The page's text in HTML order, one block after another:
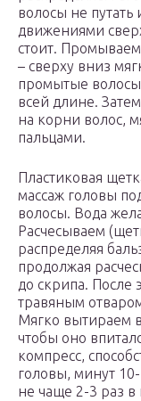
волосы не
движениями
стоит.
– сверху вниз
промытые
всей длине.
на корни волос,
пальцами.
Пластиковая
массаж головы
волосы. Вода
Расчесываем
распределяя
продолжая
до скрипа. После
травяным
Мягко вытираем
чтобы оно
компресс,
головы, минут
не чаще 2-3 раз